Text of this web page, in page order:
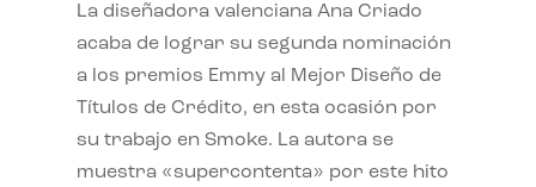
La diseñadora valenciana Ana Criado
acaba de lograr su segunda nominación
a los premios Emmy al Mejor Diseño de
Títulos de Crédito, en esta ocasión por
su trabajo en Smoke. La autora se
muestra «supercontenta» por este hito